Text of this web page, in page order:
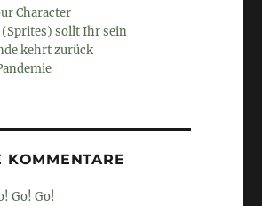
Character
(Sprites) sollt Ihr sein
kehrt zurück
KOMMENTARE
Go! Go!